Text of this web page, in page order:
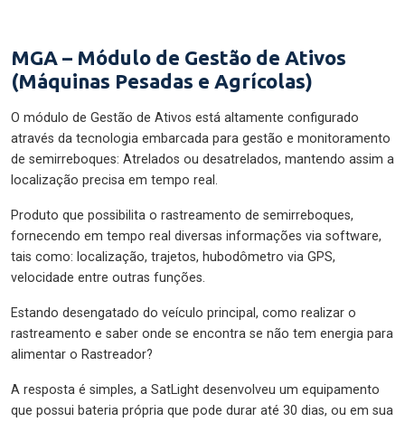
MGA – Módulo de Gestão de Ativos
(Máquinas Pesadas e Agrícolas)
O módulo de Gestão de Ativos está altamente configurado
através da tecnologia embarcada para gestão e monitoramento
de semirreboques: Atrelados ou desatrelados, mantendo assim a
localização precisa em tempo real.
Produto que possibilita o rastreamento de semirreboques,
fornecendo em tempo real diversas informações via software,
tais como: localização, trajetos, hubodômetro via GPS,
velocidade entre outras funções.
Estando desengatado do veículo principal, como realizar o
rastreamento e saber onde se encontra se não tem energia para
alimentar o Rastreador?
A resposta é simples, a SatLight desenvolveu um equipamento
que possui bateria própria que pode durar até 30 dias, ou em sua